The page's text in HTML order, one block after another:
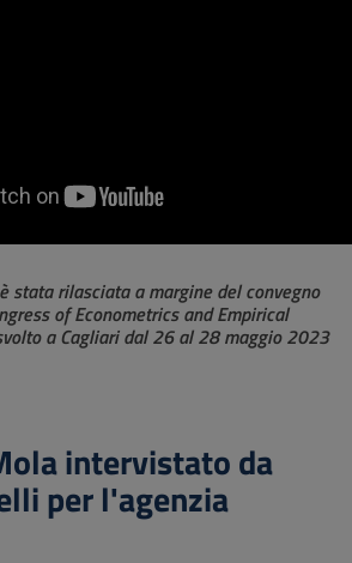
stata rilasciata a margine del convegno
of Econometrics and Empirical
a Cagliari dal 26 al 28 maggio 2023
intervistato da
per l'agenzia